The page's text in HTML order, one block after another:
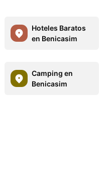
Hoteles Baratos
en Benicasim
Camping en
Benicasim